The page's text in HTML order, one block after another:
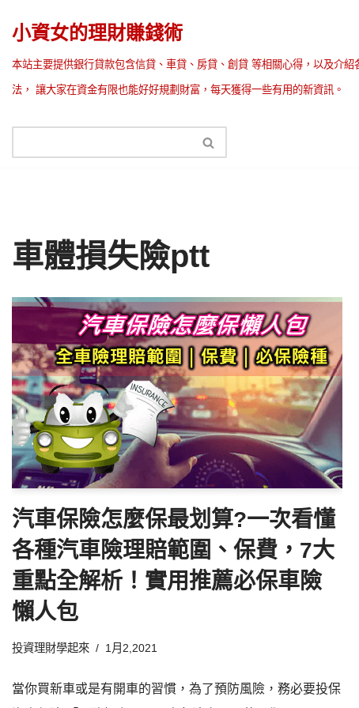
Skip
to
content
小資女的理財賺錢術
本站主要提供銀行貸款包含信貸、車貸、房貸、創貸 等相關心得，以及介
法， 讓大家在資金有限也能好好規劃財富，每天獲得一些有用的新資訊。
車體損失險ptt
汽車保險怎麼保最划算?一次看懂
各種汽車險理賠範圍、保費，7大
重點全解析！實用推薦必保車險
懶人包
投資理財學起來 1月2,2021
當你買新車或是有開車的習慣，為了預防風險，務必要投保